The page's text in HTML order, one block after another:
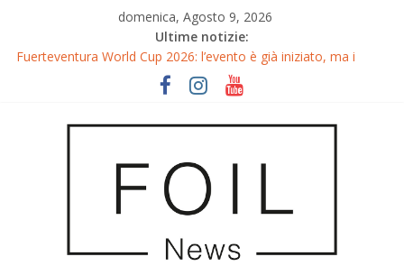
domenica, Agosto 9, 2026
Ultime notizie:
Fuerteventura World Cup 2026: l’evento è già iniziato, ma i
riflettori si accendono sul Wingfoil!
Fuerteventura FreeFly-Slalom 2026: Cappuzzo e Belloeuvre
Gran Canaria GWA Wingfoil World Cup 2026: Spettacolo e
adrenalina a Pozo Izquierdo